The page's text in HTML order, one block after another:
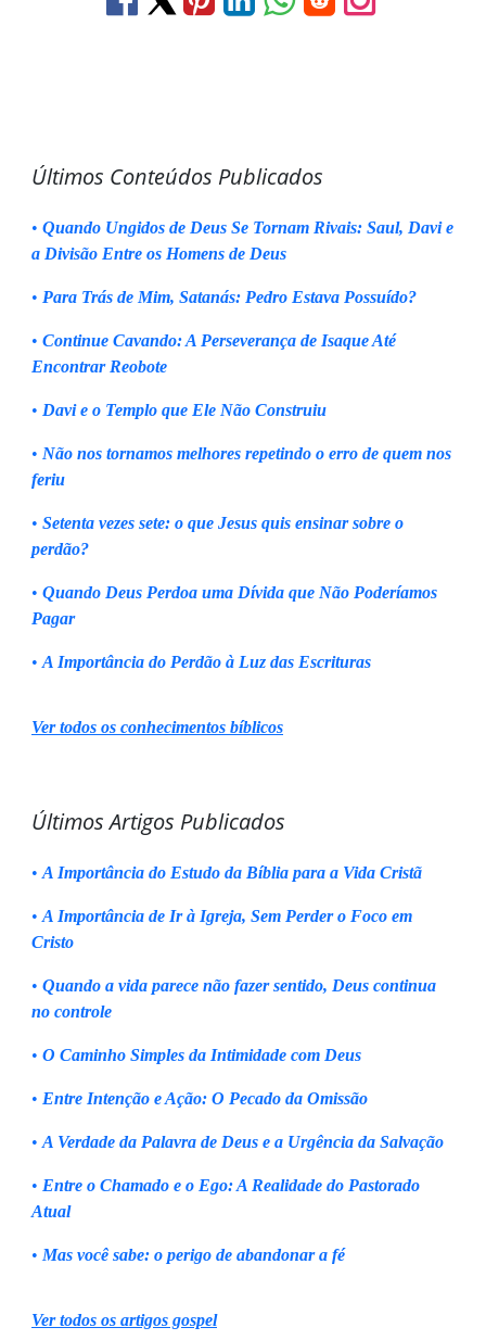
Últimos Conteúdos Publicados
• Quando Ungidos de Deus Se Tornam Rivais: Saul, Davi e
a Divisão Entre os Homens de Deus
• Para Trás de Mim, Satanás: Pedro Estava Possuído?
• Continue Cavando: A Perseverança de Isaque Até
Encontrar Reobote
• Davi e o Templo que Ele Não Construiu
• Não nos tornamos melhores repetindo o erro de quem nos
feriu
• Setenta vezes sete: o que Jesus quis ensinar sobre o
perdão?
• Quando Deus Perdoa uma Dívida que Não Poderíamos
Pagar
• A Importância do Perdão à Luz das Escrituras
Ver todos os conhecimentos bíblicos
Últimos Artigos Publicados
• A Importância do Estudo da Bíblia para a Vida Cristã
• A Importância de Ir à Igreja, Sem Perder o Foco em
Cristo
• Quando a vida parece não fazer sentido, Deus continua
no controle
• O Caminho Simples da Intimidade com Deus
• Entre Intenção e Ação: O Pecado da Omissão
• A Verdade da Palavra de Deus e a Urgência da Salvação
• Entre o Chamado e o Ego: A Realidade do Pastorado
Atual
• Mas você sabe: o perigo de abandonar a fé
Ver todos os artigos gospel